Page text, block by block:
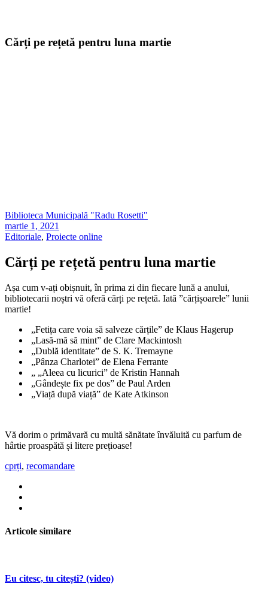
Cărți pe rețetă pentru luna martie
Biblioteca Municipală "Radu Rosetti"
martie 1, 2021
Editoriale, Proiecte online
Cărți pe rețetă pentru luna martie
Așa cum v-ați obișnuit, în prima zi din fiecare lună a anului,
bibliotecarii noștri vă oferă cărți pe rețetă. Iată ”cărțișoarele” lunii
martie!
„Fetița care voia să salveze cărțile” de Klaus Hagerup
„Lasă-mă să mint” de Clare Mackintosh
„Dublă identitate” de S. K. Tremayne
„Pânza Charlotei” de Elena Ferrante
„ „Aleea cu licurici” de Kristin Hannah
„Gândește fix pe dos” de Paul Arden
„Viață după viață” de Kate Atkinson
Vă dorim o primăvară cu multă sănătate învăluită cu parfum de
hârtie proaspătă și litere prețioase!
cprți, recomandare
Articole similare
Eu citesc, tu citești? (video)